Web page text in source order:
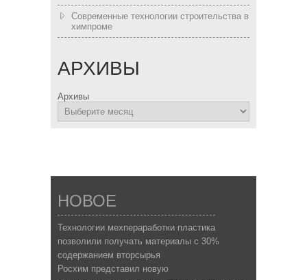
Современные технологии строительства в
химпроме
АРХИВЫ
Архивы
НОВОЕ
Технологии мехпераработки пластика
позволили получать материалы с 30%
содержанием вторсырья
Росхим представил новую